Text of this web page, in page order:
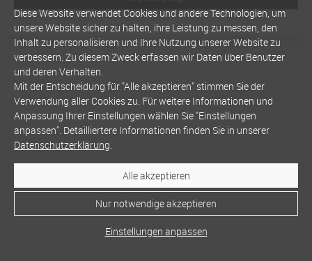
Diese Website verwendet Cookies und andere Technologien, um
unsere Website sicher zu halten, ihre Leistung zu messen, den
Inhalt zu personalisieren und Ihre Nutzung unserer Website zu
verbessern. Zu diesem Zweck erfassen wir Daten über Benutzer
und deren Verhalten.
Mit der Entscheidung für "Alle akzeptieren" stimmen Sie der
Verwendung aller Cookies zu. Für weitere Informationen und
Anpassung Ihrer Einstellungen wählen Sie "Einstellungen
anpassen". Detailliertere Informationen finden Sie in unserer
Datenschutzerklärung.
Alle akzeptieren
Nur notwendige akzeptieren
Einstellungen anpassen